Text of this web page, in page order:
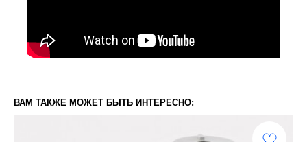
ВАМ ТАКЖЕ МОЖЕТ БЫТЬ ИНТЕРЕСНО: